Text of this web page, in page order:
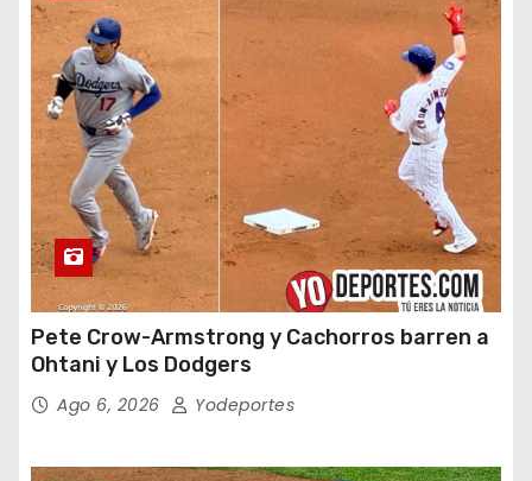
Pete Crow-Armstrong y Cachorros barren a
Ohtani y Los Dodgers
Ago 6, 2026 Yodeportes